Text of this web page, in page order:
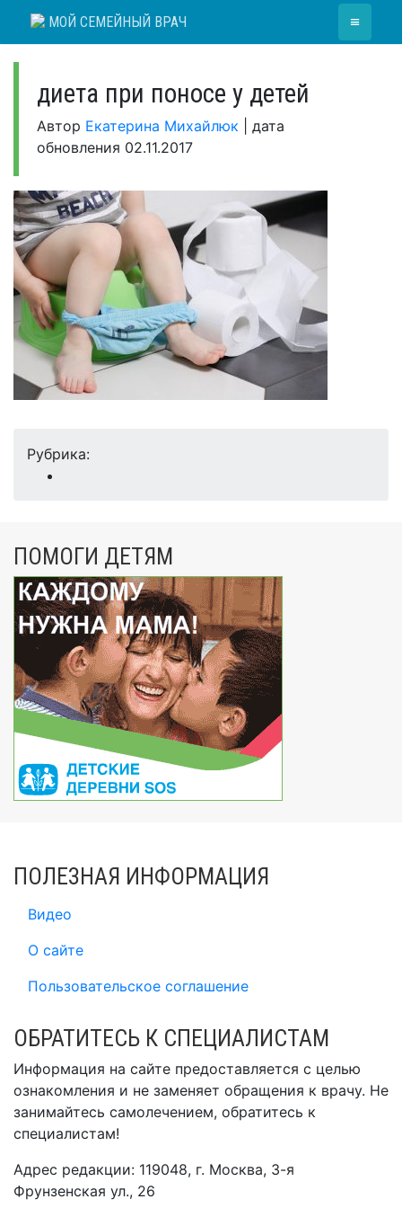
МОЙ СЕМЕЙНЫЙ ВРАЧ ≡
диета при поносе у детей
Автор Екатерина Михайлюк
дата
обновления 02.11.2017
Рубрика:
ПОМОГИ ДЕТЯМ
ПОЛЕЗНАЯ ИНФОРМАЦИЯ
Видео
О сайте
Пользовательское соглашение
ОБРАТИТЕСЬ К СПЕЦИАЛИСТАМ
Информация на сайте предоставляется с целью
ознакомления и не заменяет обращения к врачу. Не
занимайтесь самолечением, обратитесь к
специалистам!
Адрес редакции: 119048, г. Москва, 3-я
Фрунзенская ул., 26